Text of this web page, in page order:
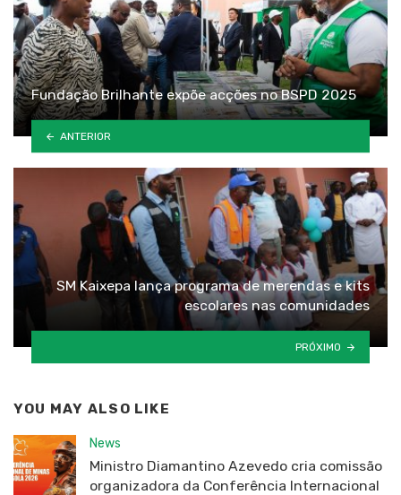
Fundação Brilhante expõe acções no BSPD 2025
ANTERIOR
SM Kaixepa lança programa de merendas e kits
escolares nas comunidades
PRÓXIMO
YOU MAY ALSO LIKE
News
Ministro Diamantino Azevedo cria comissão
organizadora da Conferência Internacional